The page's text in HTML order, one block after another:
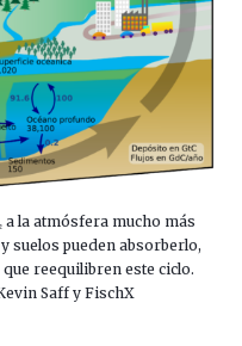
a la atmósfera mucho más
suelos pueden absorberlo,
reequilibren este ciclo.
Saff y FischX